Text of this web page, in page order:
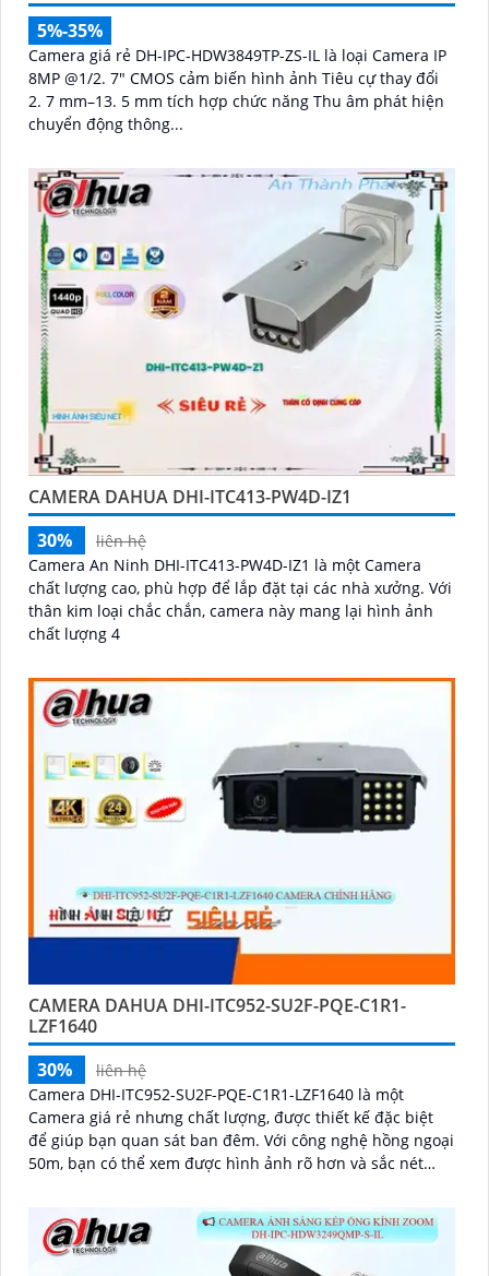
5%-35%
Camera giá rẻ DH-IPC-HDW3849TP-ZS-IL là loại Camera IP
8MP @1/2. 7" CMOS cảm biến hình ảnh Tiêu cự thay đổi
2. 7 mm–13. 5 mm tích hợp chức năng Thu âm phát hiện
chuyển động thông...
CAMERA DAHUA DHI-ITC413-PW4D-IZ1
30%
liên hệ
Camera An Ninh DHI-ITC413-PW4D-IZ1 là một Camera
chất lượng cao, phù hợp để lắp đặt tại các nhà xưởng. Với
thân kim loại chắc chắn, camera này mang lại hình ảnh
chất lượng 4
CAMERA DAHUA DHI-ITC952-SU2F-PQE-C1R1-
LZF1640
30%
liên hệ
Camera DHI-ITC952-SU2F-PQE-C1R1-LZF1640 là một
Camera giá rẻ nhưng chất lượng, được thiết kế đặc biệt
để giúp bạn quan sát ban đêm. Với công nghệ hồng ngoại
50m, bạn có thể xem được hình ảnh rõ hơn và sắc nét